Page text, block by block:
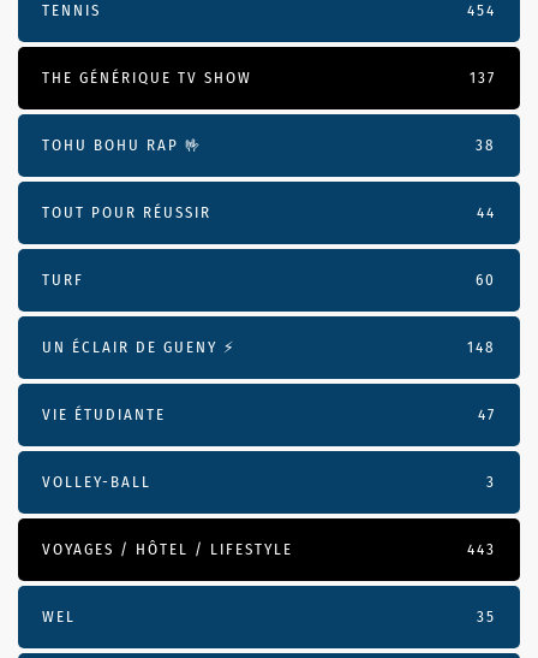
TENNIS 454
THE GÉNÉRIQUE TV SHOW 137
TOHU BOHU RAP 🤟 38
TOUT POUR RÉUSSIR 44
TURF 60
UN ÉCLAIR DE GUENY ⚡️ 148
VIE ÉTUDIANTE 47
VOLLEY-BALL 3
VOYAGES / HÔTEL / LIFESTYLE 443
WEL 35